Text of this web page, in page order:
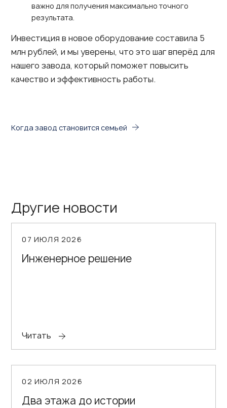
важно для получения максимально точного
результата.
Инвестиция в новое оборудование составила 5
млн рублей, и мы уверены, что это шаг вперёд для
нашего завода, который поможет повысить
качество и эффективность работы.
Когда завод становится семьей
Другие новости
07 ИЮЛЯ 2026
Инженерное решение
Читать
02 ИЮЛЯ 2026
Два этажа до истории